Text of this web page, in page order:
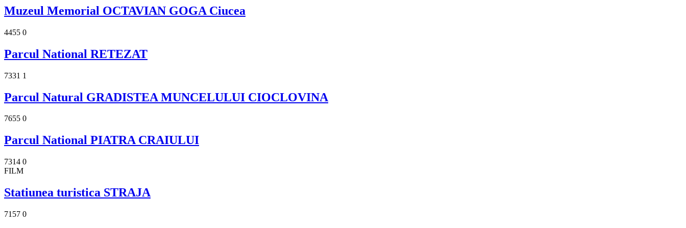
Muzeul Memorial OCTAVIAN GOGA Ciucea
4455 0
Parcul National RETEZAT
7331 1
Parcul Natural GRADISTEA MUNCELULUI CIOCLOVINA
7655 0
Parcul National PIATRA CRAIULUI
7314 0
FILM
Statiunea turistica STRAJA
7157 0